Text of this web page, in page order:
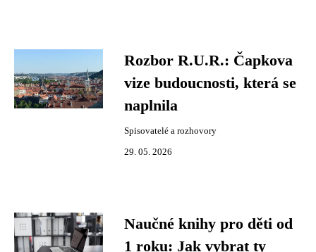
Rozbor R.U.R.: Čapkova
vize budoucnosti, která se
naplnila
Spisovatelé a rozhovory
29. 05. 2026
Naučné knihy pro děti od
1 roku: Jak vybrat ty